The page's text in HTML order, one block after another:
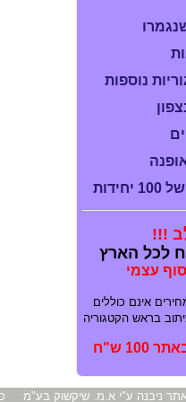
נוספות
!!!
עצמי
אינם כוללים
בראש הקטגוריה
ש"ח
ניבנה ע"י א.מ. שיקשוק בע"מ כל